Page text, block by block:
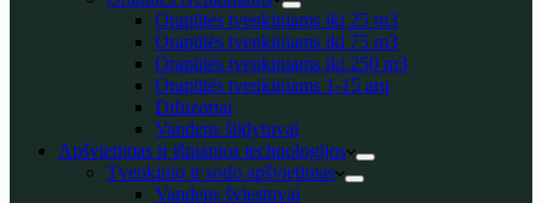
Orapūtės tvenkiniams iki 25 m3
Orapūtės tvenkiniams iki 75 m3
Orapūtės tvenkiniams iki 250 m3
Orapūtės tvenkiniams 1-15 arų
Difuzoriai
Vandens šildytuvai
Apšvietimas ir išmanios technologijos
Tvenkinio ir sodo apšvietimas
Vandens šviestuvai